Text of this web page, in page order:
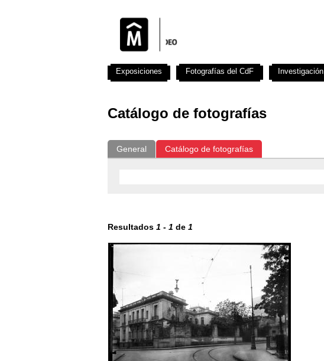
Catálogo de fotografías
General Catálogo de fotografías
Resultados 1 - 1 de 1
Exposiciones Fotografías del CdF Investigación